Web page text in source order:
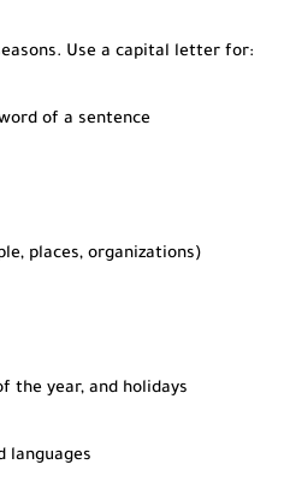
Use a capital letter for:
of a sentence
places, organizations)
the year, and holidays
languages